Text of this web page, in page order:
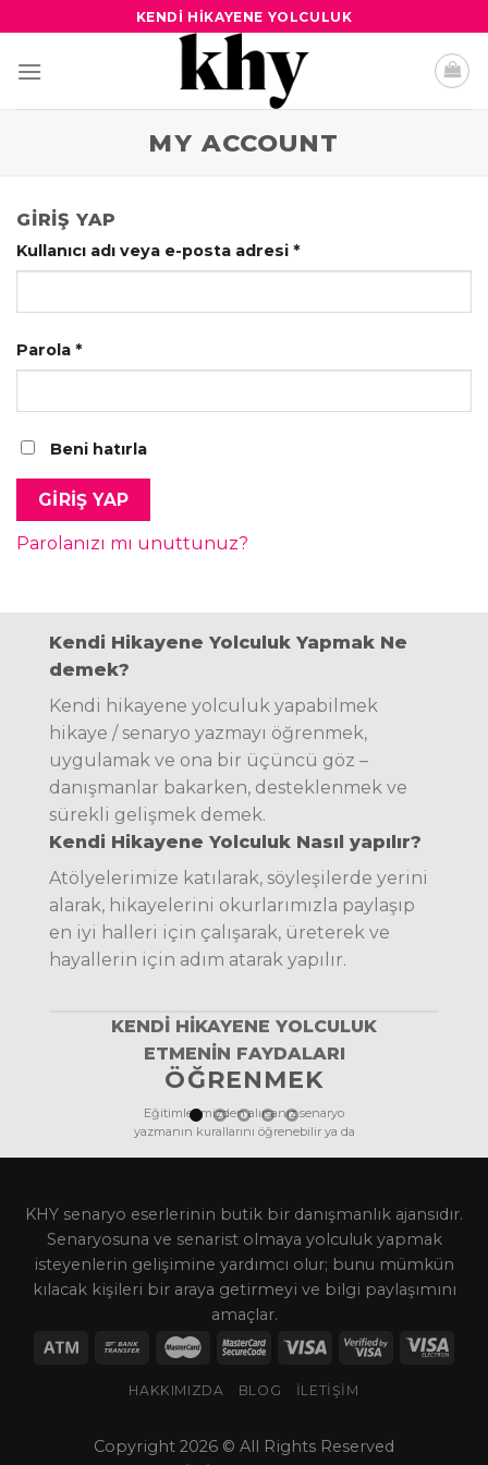
to
content
KENDI HIKAYENE YOLCULUK
MY ACCOUNT
GIRIŞ YAP
Kullanıcı adı veya e-posta adresi *
Parola *
Beni hatırla
GIRIŞ YAP
Parolanızı mı unuttunuz?
Kendi Hikayene Yolculuk Yapmak Ne
demek?
Kendi hikayene yolculuk yapabilmek
hikaye / senaryo yazmayı öğrenmek,
uygulamak ve ona bir üçüncü göz –
danışmanlar bakarken, desteklenmek ve
sürekli gelişmek demek.
Kendi Hikayene Yolculuk Nasıl yapılır?
Atölyelerimize katılarak, söyleşilerde yerini
alarak, hikayelerini okurlarımızla paylaşıp
en iyi halleri için çalışarak, üreterek ve
hayallerin için adım atarak yapılır.
KENDI HIKAYENE YOLCULUK
ETMENIN FAYDALARI
ÖĞRENMEK
Eğitimlerimizden alırsanız senaryo
yazmanın kurallarını öğrenebilir ya da
KHY senaryo eserlerinin butik bir danışmanlık ajansıdır.
Senaryosuna ve senarist olmaya yolculuk yapmak
isteyenlerin gelişimine yardımcı olur; bunu mümkün
kılacak kişileri bir araya getirmeyi ve bilgi paylaşımını
amaçlar.
HAKKIMIZDA BLOG İLETIŞIM
Copyright 2026 © All Rights Reserved